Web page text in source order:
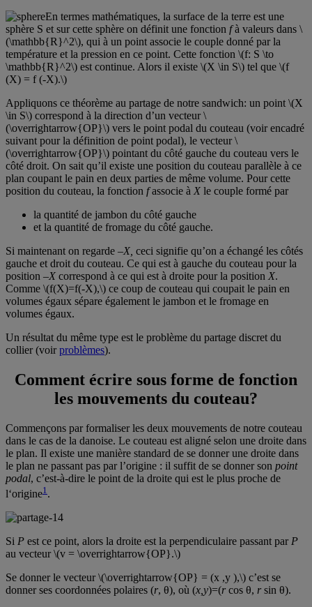
En termes mathématiques, la surface de la terre est une
sphère S et sur cette sphère on définit une fonction fà valeurs dans \
(\mathbb{R}^2\), qui à un point associe le couple donné par la
température et la pression en ce point. Cette fonction \(f: S \to
\mathbb{R}^2\) est continue. Alors il existe \(X \in S\) tel que \(f
(X) = f (-X).\)
Appliquons ce théorème au partage de notre sandwich: un point \(X
\in S\) correspond à la direction d’un vecteur \
(\overrightarrow{OP}\) vers le point podal du couteau (voir encadré
suivant pour la définition de point podal), le vecteur \
(\overrightarrow{OP}\) pointant du côté gauche du couteau vers le
côté droit. On sait qu’il existe une position du couteau parallèle à ce
plan coupant le pain en deux parties de même volume. Pour cette
position du couteau, la fonction fassocie à X le couple formé par
la quantité de jambon du côté gauche
et la quantité de fromage du côté gauche.
Si maintenant on regarde –X, ceci signifie qu’on a échangé les côtés
gauche et droit du couteau. Ce qui est à gauche du couteau pour la
position –X correspond à ce qui est à droite pour la position X.
Comme \(f(X)=f(-X),\) ce coup de couteau qui coupait le pain en
volumes égaux sépare également le jambon et le fromage en
volumes égaux.
Un résultat du même type est le problème du partage discret du
collier (voirproblèmes).
Comment écrire sous forme de fonction
les mouvements du couteau?
Commençons par formaliser les deux mouvements de notre couteau
dans le cas de la danoise. Le couteau est aligné selon une droite dans
le plan. Il existe une manière standard de se donner une droite dans
le plan ne passant pas par l’origine : il suffit de se donner son point
podal, c’est-à-dire le point de la droite qui est le plus proche de
l‘origine1 .
Si P est ce point, alors la droite est la perpendiculaire passant par P
au vecteur \(v = \overrightarrow{OP}.\)
Se donner le vecteur \(\overrightarrow{OP} = (x ,y ),\) c’est se
donner ses coordonnées polaires (r, θ), où (x,y)=(rcos θ, rsin θ).